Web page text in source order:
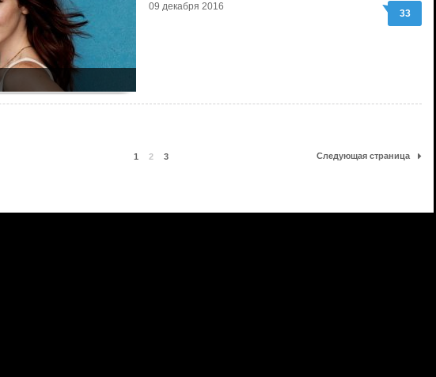
09 декабря 2016
33
1 2 3 Следующая страница